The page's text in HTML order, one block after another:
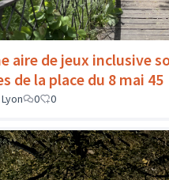
aire de jeux inclusive
de la place du 8 mai 45
0 0